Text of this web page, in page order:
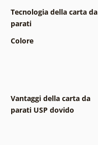
Tecnologia della carta da
parati
Colore
Vantaggi della carta da
parati USP dovido